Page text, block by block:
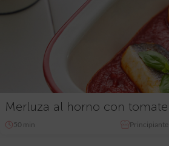
Merluza al horno con tomate
50 min Principiante